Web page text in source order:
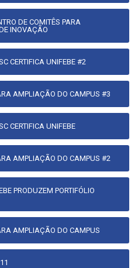
DE COMITÊS PARA
INOVAÇÃO
CERTIFICA UNIFEBE #2
AMPLIAÇÃO DO CAMPUS #3
CERTIFICA UNIFEBE
AMPLIAÇÃO DO CAMPUS #2
PRODUZEM PORTIFÓLIO
AMPLIAÇÃO DO CAMPUS